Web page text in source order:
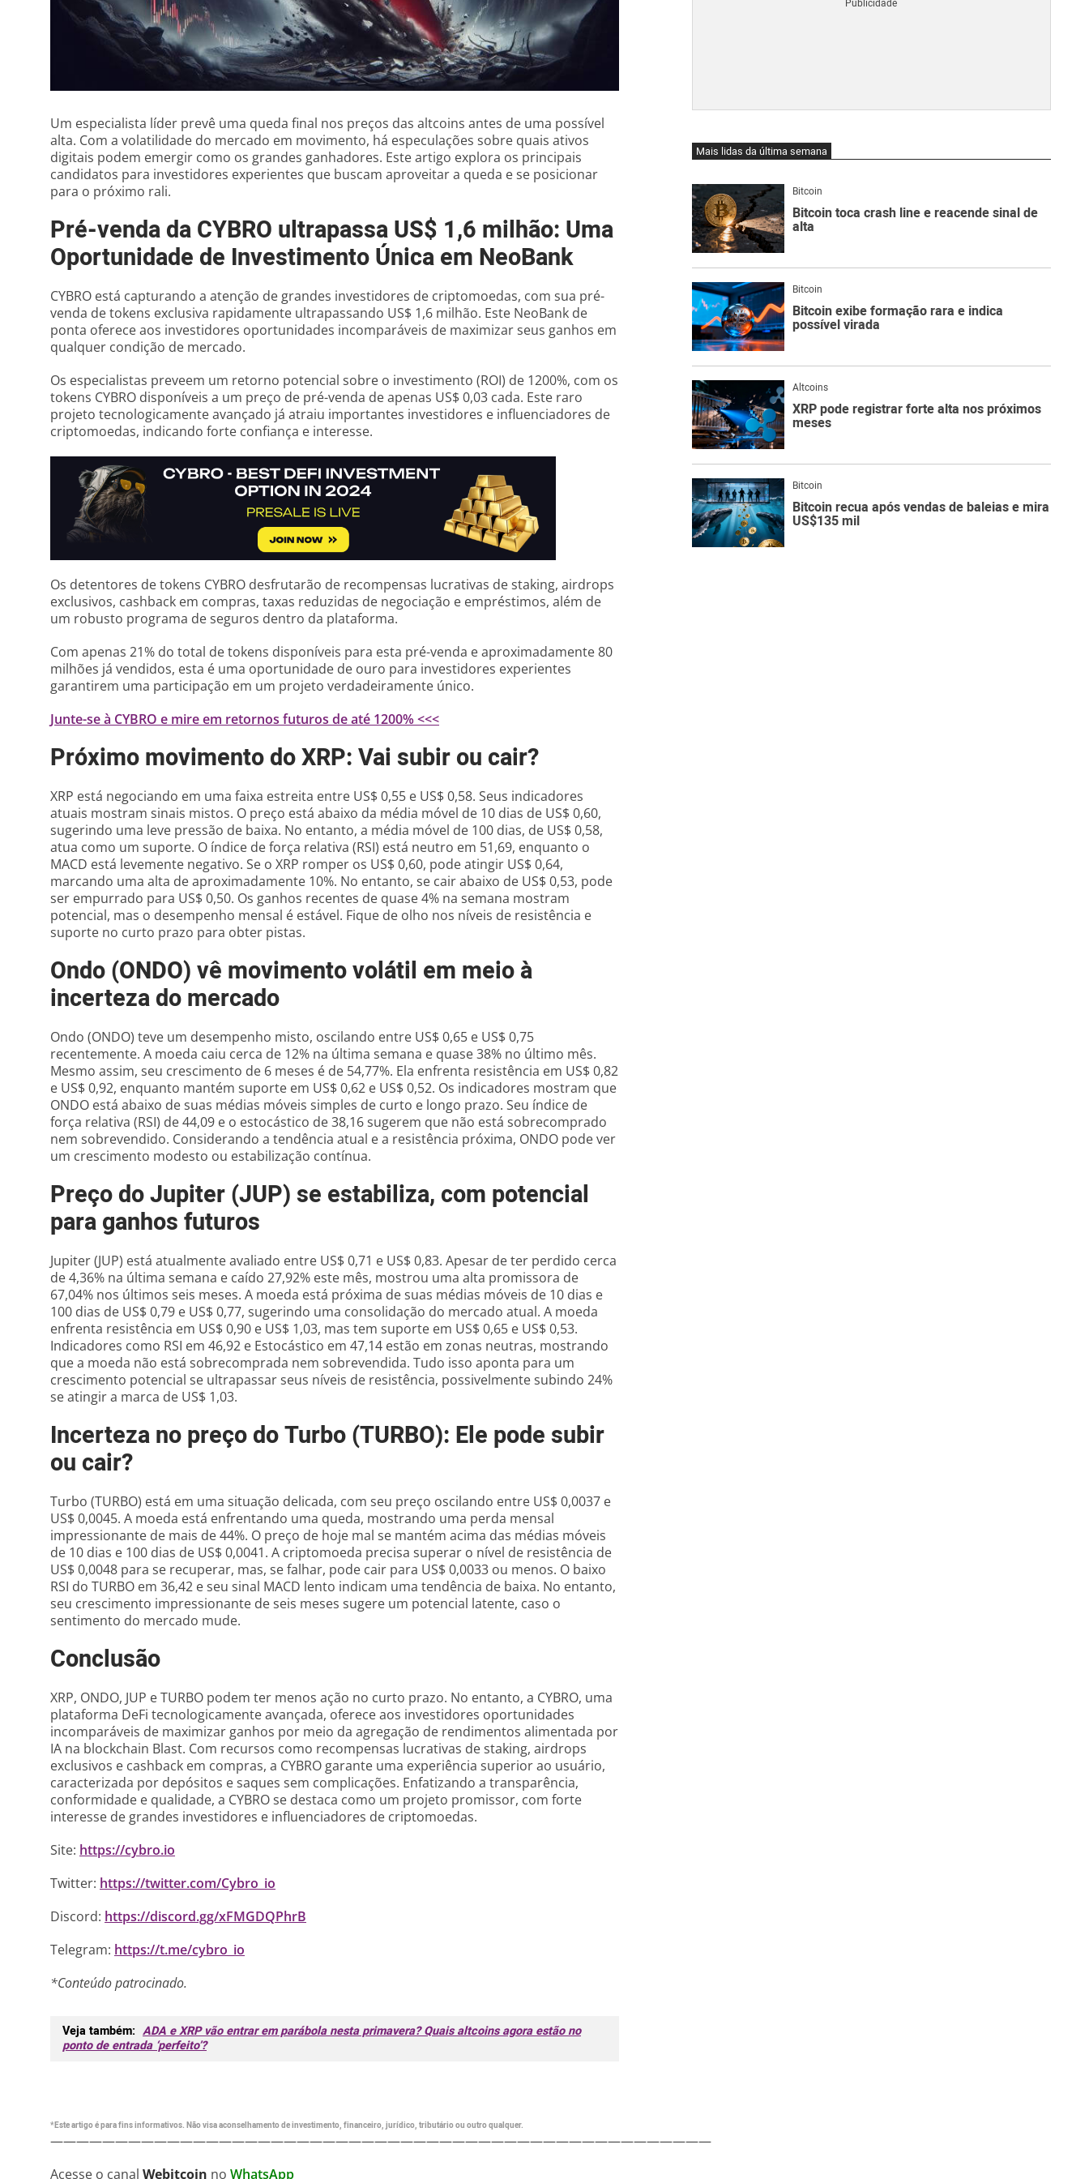
Um especialista líder prevê uma queda final nos preços das altcoins antes de uma possível
alta. Com a volatilidade do mercado em movimento, há especulações sobre quais ativos
digitais podem emergir como os grandes ganhadores. Este artigo explora os principais
candidatos para investidores experientes que buscam aproveitar a queda e se posicionar
para o próximo rali.
Pré-venda da CYBRO ultrapassa US$ 1,6 milhão: Uma
Oportunidade de Investimento Única em NeoBank
CYBRO está capturando a atenção de grandes investidores de criptomoedas, com sua pré-
venda de tokens exclusiva rapidamente ultrapassando US$ 1,6 milhão. Este NeoBank de
ponta oferece aos investidores oportunidades incomparáveis de maximizar seus ganhos em
qualquer condição de mercado.
Os especialistas preveem um retorno potencial sobre o investimento (ROI) de 1200%, com os
tokens CYBRO disponíveis a um preço de pré-venda de apenas US$ 0,03 cada. Este raro
projeto tecnologicamente avançado já atraiu importantes investidores e influenciadores de
criptomoedas, indicando forte confiança e interesse.
Os detentores de tokens CYBRO desfrutarão de recompensas lucrativas de staking, airdrops
exclusivos, cashback em compras, taxas reduzidas de negociação e empréstimos, além de
um robusto programa de seguros dentro da plataforma.
Com apenas 21% do total de tokens disponíveis para esta pré-venda e aproximadamente 80
milhões já vendidos, esta é uma oportunidade de ouro para investidores experientes
garantirem uma participação em um projeto verdadeiramente único.
Junte-se à CYBRO e mire em retornos futuros de até 1200% <<<
Próximo movimento do XRP: Vai subir ou cair?
XRP está negociando em uma faixa estreita entre US$ 0,55 e US$ 0,58. Seus indicadores
atuais mostram sinais mistos. O preço está abaixo da média móvel de 10 dias de US$ 0,60,
sugerindo uma leve pressão de baixa. No entanto, a média móvel de 100 dias, de US$ 0,58,
atua como um suporte. O índice de força relativa (RSI) está neutro em 51,69, enquanto o
MACD está levemente negativo. Se o XRP romper os US$ 0,60, pode atingir US$ 0,64,
marcando uma alta de aproximadamente 10%. No entanto, se cair abaixo de US$ 0,53, pode
ser empurrado para US$ 0,50. Os ganhos recentes de quase 4% na semana mostram
potencial, mas o desempenho mensal é estável. Fique de olho nos níveis de resistência e
suporte no curto prazo para obter pistas.
Ondo (ONDO) vê movimento volátil em meio à
incerteza do mercado
Ondo (ONDO) teve um desempenho misto, oscilando entre US$ 0,65 e US$ 0,75
recentemente. A moeda caiu cerca de 12% na última semana e quase 38% no último mês.
Mesmo assim, seu crescimento de 6 meses é de 54,77%. Ela enfrenta resistência em US$ 0,82
e US$ 0,92, enquanto mantém suporte em US$ 0,62 e US$ 0,52. Os indicadores mostram que
ONDO está abaixo de suas médias móveis simples de curto e longo prazo. Seu índice de
força relativa (RSI) de 44,09 e o estocástico de 38,16 sugerem que não está sobrecomprado
nem sobrevendido. Considerando a tendência atual e a resistência próxima, ONDO pode ver
um crescimento modesto ou estabilização contínua.
Preço do Jupiter (JUP) se estabiliza, com potencial
para ganhos futuros
Jupiter (JUP) está atualmente avaliado entre US$ 0,71 e US$ 0,83. Apesar de ter perdido cerca
de 4,36% na última semana e caído 27,92% este mês, mostrou uma alta promissora de
67,04% nos últimos seis meses. A moeda está próxima de suas médias móveis de 10 dias e
100 dias de US$ 0,79 e US$ 0,77, sugerindo uma consolidação do mercado atual. A moeda
enfrenta resistência em US$ 0,90 e US$ 1,03, mas tem suporte em US$ 0,65 e US$ 0,53.
Indicadores como RSI em 46,92 e Estocástico em 47,14 estão em zonas neutras, mostrando
que a moeda não está sobrecomprada nem sobrevendida. Tudo isso aponta para um
crescimento potencial se ultrapassar seus níveis de resistência, possivelmente subindo 24%
se atingir a marca de US$ 1,03.
Incerteza no preço do Turbo (TURBO): Ele pode subir
ou cair?
Turbo (TURBO) está em uma situação delicada, com seu preço oscilando entre US$ 0,0037 e
US$ 0,0045. A moeda está enfrentando uma queda, mostrando uma perda mensal
impressionante de mais de 44%. O preço de hoje mal se mantém acima das médias móveis
de 10 dias e 100 dias de US$ 0,0041. A criptomoeda precisa superar o nível de resistência de
US$ 0,0048 para se recuperar, mas, se falhar, pode cair para US$ 0,0033 ou menos. O baixo
RSI do TURBO em 36,42 e seu sinal MACD lento indicam uma tendência de baixa. No entanto,
seu crescimento impressionante de seis meses sugere um potencial latente, caso o
sentimento do mercado mude.
Conclusão
XRP, ONDO, JUP e TURBO podem ter menos ação no curto prazo. No entanto, a CYBRO, uma
plataforma DeFi tecnologicamente avançada, oferece aos investidores oportunidades
incomparáveis de maximizar ganhos por meio da agregação de rendimentos alimentada por
IA na blockchain Blast. Com recursos como recompensas lucrativas de staking, airdrops
exclusivos e cashback em compras, a CYBRO garante uma experiência superior ao usuário,
caracterizada por depósitos e saques sem complicações. Enfatizando a transparência,
conformidade e qualidade, a CYBRO se destaca como um projeto promissor, com forte
interesse de grandes investidores e influenciadores de criptomoedas.
Site: https://cybro.io
Twitter: https://twitter.com/Cybro_io
Discord: https://discord.gg/xFMGDQPhrB
Telegram: https://t.me/cybro_io
*Conteúdo patrocinado.
Veja também: ADA e XRP vão entrar em parábola nesta primavera? Quais altcoins agora estão no
ponto de entrada ‘perfeito’?
*Este artigo é para fins informativos. Não visa aconselhamento de investimento, financeiro, jurídico, tributário ou outro qualquer.
———————————————————————————————————————————————————
Acesse o canal Webitcoin no WhatsApp
Mais lidas da última semana
Bitcoin
Bitcoin toca crash line e reacende sinal de
alta
Bitcoin
Bitcoin exibe formação rara e indica
possível virada
Altcoins
XRP pode registrar forte alta nos próximos
meses
Bitcoin
Bitcoin recua após vendas de baleias e mira
US$135 mil